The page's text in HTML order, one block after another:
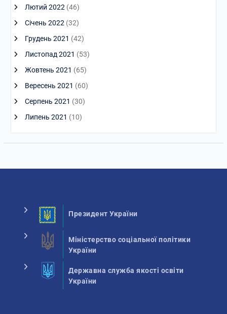
Лютий 2022(46)
Січень 2022(32)
Грудень 2021 (42)
Листопад 2021 (53)
Жовтень 2021 (65)
Вересень 2021 (60)
Серпень 2021 (30)
Липень 2021 (10)
Президент України
Міністерство соціальної політики
України
Державна служба якості освіти
України